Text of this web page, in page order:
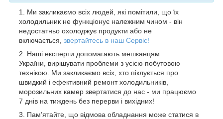
Ми закликаємо всіх людей, які помітили, що їх
холодильник не функціонує належним чином - він
недостатньо охолоджує продукти або не
включається, звертайтесь в наш Сервіс!
Наші експерти допомагають мешканцям
України, вирішувати проблеми з усією побутовою
технікою. Ми закликаємо всіх, хто піклується про
швидкий і ефективний ремонт холодильників,
морозильних камер звертатися до нас - ми працюємо
7 днів на тиждень без перерви і вихідних!
Пам’ятайте, що відмова обладнання може статися в